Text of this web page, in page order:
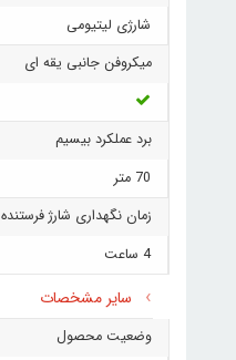
شارژی لیتیومی
میکروفن جانبی یقه ای
برد عملکرد بیسیم
70 متر
زمان نگهداری شارژ فرستنده
4 ساعت
سایر مشخصات
وضعیت محصول